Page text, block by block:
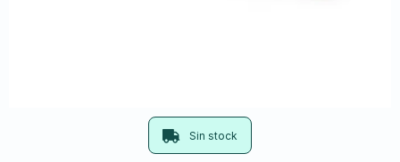
Sin stock